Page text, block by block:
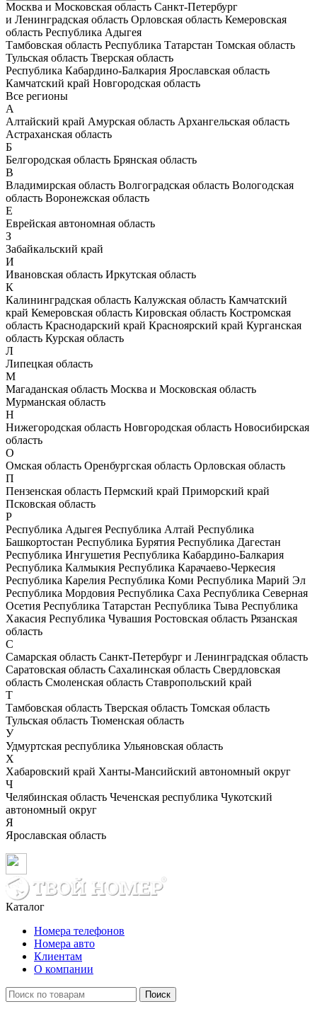
Москва и Московская область Санкт-Петербург
и Ленинградская область Орловская область Кемеровская
область Республика Адыгея
Тамбовская область Республика Татарстан Томская область
Тульская область Тверская область
Республика Кабардино-Балкария Ярославская область
Камчатский край Новгородская область
Все регионы
А
Алтайский край Амурская область Архангельская область
Астраханская область
Б
Белгородская область Брянская область
В
Владимирская область Волгоградская область Вологодская
область Воронежская область
Е
Еврейская автономная область
З
Забайкальский край
И
Ивановская область Иркутская область
К
Калининградская область Калужская область Камчатский
край Кемеровская область Кировская область Костромская
область Краснодарский край Красноярский край Курганская
область Курская область
Л
Липецкая область
М
Магаданская область Москва и Московская область
Мурманская область
Н
Нижегородская область Новгородская область Новосибирская
область
О
Омская область Оренбургская область Орловская область
П
Пензенская область Пермский край Приморский край
Псковская область
Р
Республика Адыгея Республика Алтай Республика
Башкортостан Республика Бурятия Республика Дагестан
Республика Ингушетия Республика Кабардино-Балкария
Республика Калмыкия Республика Карачаево-Черкесия
Республика Карелия Республика Коми Республика Марий Эл
Республика Мордовия Республика Саха Республика Северная
Осетия Республика Татарстан Республика Тыва Республика
Хакасия Республика Чувашия Ростовская область Рязанская
область
С
Самарская область Санкт-Петербург и Ленинградская область
Саратовская область Сахалинская область Свердловская
область Смоленская область Ставропольский край
Т
Тамбовская область Тверская область Томская область
Тульская область Тюменская область
У
Удмуртская республика Ульяновская область
Х
Хабаровский край Ханты-Мансийский автономный округ
Ч
Челябинская область Чеченская республика Чукотский
автономный округ
Я
Ярославская область
Каталог
Номера телефонов
Номера авто
Клиентам
О компании
Поиск